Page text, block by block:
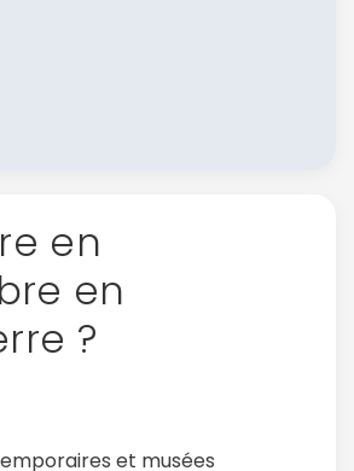
en
en
?
et musées